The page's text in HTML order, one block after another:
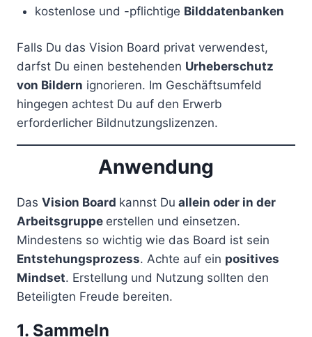
kostenlose und -pflichtige Bilddatenbanken
Falls Du das Vision Board privat verwendest,
darfst Du einen bestehenden Urheberschutz
von Bildern ignorieren. Im Geschäftsumfeld
hingegen achtest Du auf den Erwerb
erforderlicher Bildnutzungslizenzen.
Anwendung
Das Vision Board kannst Du allein oder in der
Arbeitsgruppe erstellen und einsetzen.
Mindestens so wichtig wie das Board ist sein
Entstehungsprozess. Achte auf ein positives
Mindset. Erstellung und Nutzung sollten den
Beteiligten Freude bereiten.
1. Sammeln